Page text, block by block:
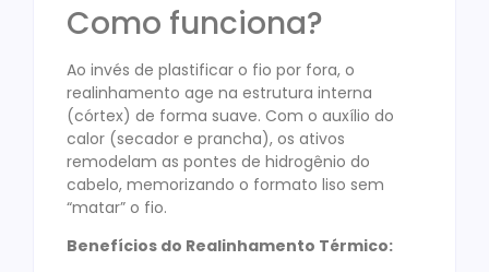
Como funciona?
Ao invés de plastificar o fio por fora, o
realinhamento age na estrutura interna
(córtex) de forma suave. Com o auxílio do
calor (secador e prancha), os ativos
remodelam as pontes de hidrogênio do
cabelo, memorizando o formato liso sem
“matar” o fio.
Benefícios do Realinhamento Térmico: